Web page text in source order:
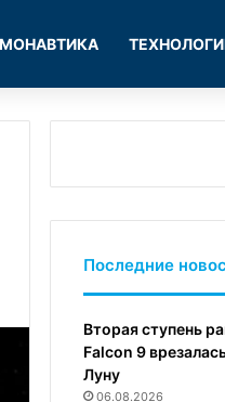
Последние
Вторая ступень
Falcon 9
Луну
06.08.2026